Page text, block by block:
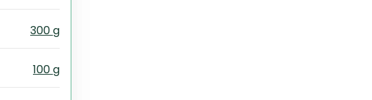
300 g
100 g